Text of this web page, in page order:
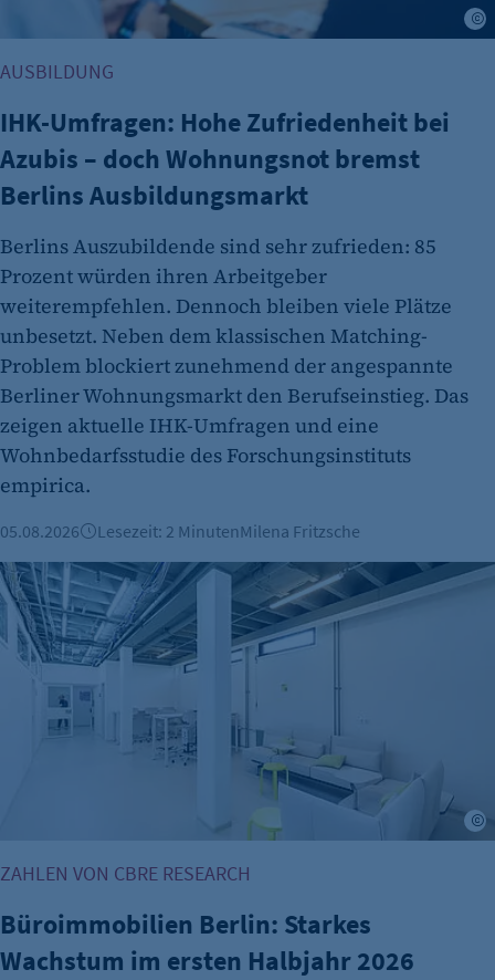
Anbieter:
etracker GmbH
Zweck:
Cookie Laufzeit:
480 Tage
etracker Analytics
Name:
isSdEnabled
Anbieter:
Zweck:
Erkennung, ob bei dem Besucher die
Scrolltiefe gemessen wird.
Cookie Laufzeit:
AUSBILDUNG
IHK-Umfragen: Hohe Zufriedenheit bei
Azubis – doch Wohnungsnot bremst
Berlins Ausbildungsmarkt
Berlins Auszubildende sind sehr zufrieden: 85
Prozent würden ihren Arbeitgeber
weiterempfehlen. Dennoch bleiben viele Plätze
unbesetzt. Neben dem klassischen Matching-
Problem blockiert zunehmend der angespannte
Berliner Wohnungsmarkt den Berufseinstieg. Das
zeigen aktuelle IHK-Umfragen und eine
Wohnbedarfsstudie des Forschungsinstituts
empirica.
05.08.2026 Lesezeit: 2 MinutenMilena Fritzsche
Büroimmobilien Berlin: Starkes Wachstum im ersten
ZAHLEN VON CBRE RESEARCH
Büroimmobilien Berlin: Starkes
Wachstum im ersten Halbjahr 2026